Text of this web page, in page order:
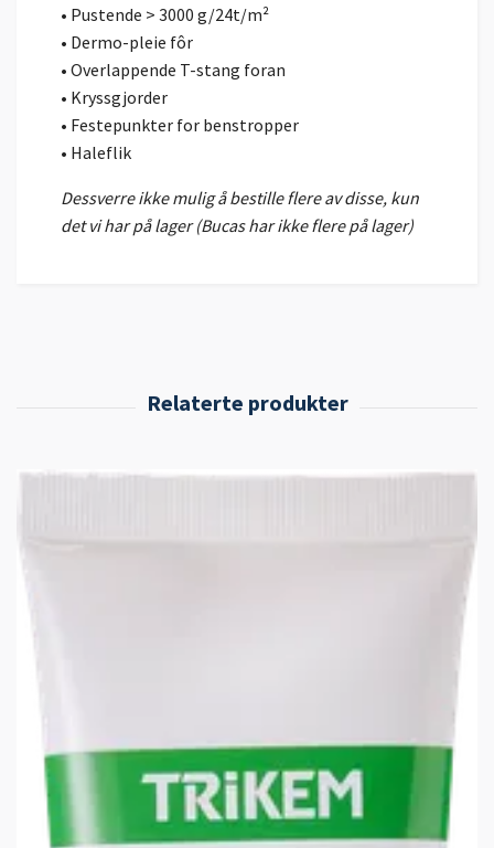
• Pustende > 3000 g/24t/m²
• Dermo-pleie fôr
• Overlappende T-stang foran
• Kryssgjorder
• Festepunkter for benstropper
• Haleflik
Dessverre ikke mulig å bestille flere av disse, kun
det vi har på lager (Bucas har ikke flere på lager)